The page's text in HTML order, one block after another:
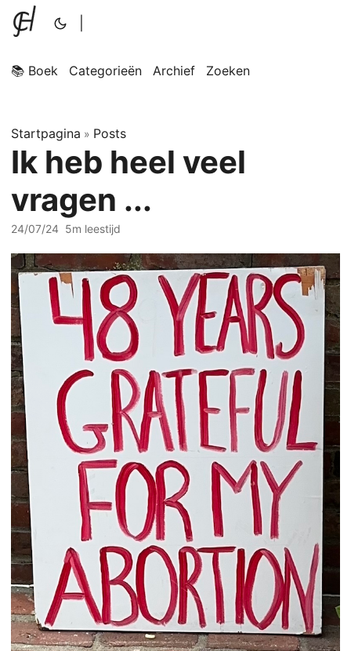
📚 Boek Categorieën Archief Zoeken
Startpagina » Posts
Ik heb heel veel
vragen ...
24/07/24 5m leestijd